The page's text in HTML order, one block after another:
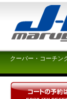
クーバー・コーチン